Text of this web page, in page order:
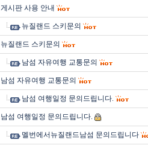
게시판 사용 안내
뉴질랜드 스키문의
뉴질랜드 스키문의
남섬 자유여행 교통문의
남섬 자유여행 교통문의
남섬 여행일정 문의드립니다.
남섬 여행일정 문의드립니다.
멜번에서뉴질랜드남섬 문의드립니다